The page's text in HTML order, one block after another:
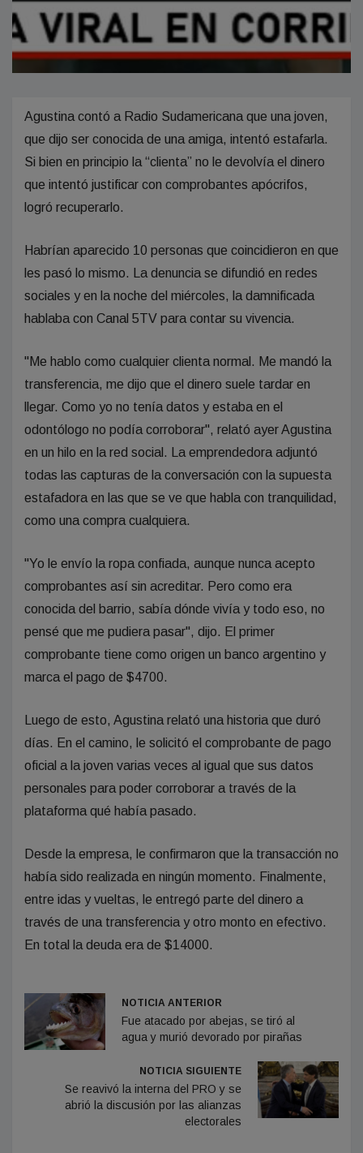
Agustina contó a Radio Sudamericana que una joven,
que dijo ser conocida de una amiga, intentó estafarla.
Si bien en principio la “clienta” no le devolvía el dinero
que intentó justificar con comprobantes apócrifos,
logró recuperarlo.
Habrían aparecido 10 personas que coincidieron en que
les pasó lo mismo. La denuncia se difundió en redes
sociales y en la noche del miércoles, la damnificada
hablaba con Canal 5TV para contar su vivencia.
"Me hablo como cualquier clienta normal. Me mandó la
transferencia, me dijo que el dinero suele tardar en
llegar. Como yo no tenía datos y estaba en el
odontólogo no podía corroborar", relató ayer Agustina
en un hilo en la red social. La emprendedora adjuntó
todas las capturas de la conversación con la supuesta
estafadora en las que se ve que habla con tranquilidad,
como una compra cualquiera.
"Yo le envío la ropa confiada, aunque nunca acepto
comprobantes así sin acreditar. Pero como era
conocida del barrio, sabía dónde vivía y todo eso, no
pensé que me pudiera pasar", dijo. El primer
comprobante tiene como origen un banco argentino y
marca el pago de $4700.
Luego de esto, Agustina relató una historia que duró
días. En el camino, le solicitó el comprobante de pago
oficial a la joven varias veces al igual que sus datos
personales para poder corroborar a través de la
plataforma qué había pasado.
Desde la empresa, le confirmaron que la transacción no
había sido realizada en ningún momento. Finalmente,
entre idas y vueltas, le entregó parte del dinero a
través de una transferencia y otro monto en efectivo.
En total la deuda era de $14000.
NOTICIA ANTERIOR
Fue atacado por abejas, se tiró al
agua y murió devorado por pirañas
NOTICIA SIGUIENTE
Se reavivó la interna del PRO y se
abrió la discusión por las alianzas
electorales